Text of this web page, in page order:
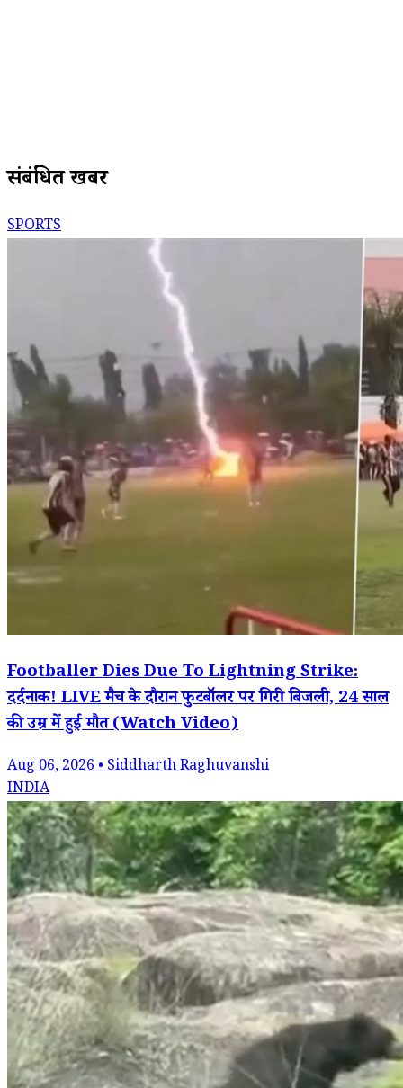
संबंधित खबरें
SPORTS
Footballer Dies Due To Lightning Strike:
दर्दनाक! LIVE मैच के दौरान फुटबॉलर पर गिरी बिजली, 24 साल
की उम्र में हुई मौत (Watch Video)
Aug 06, 2026 • Siddharth Raghuvanshi
INDIA